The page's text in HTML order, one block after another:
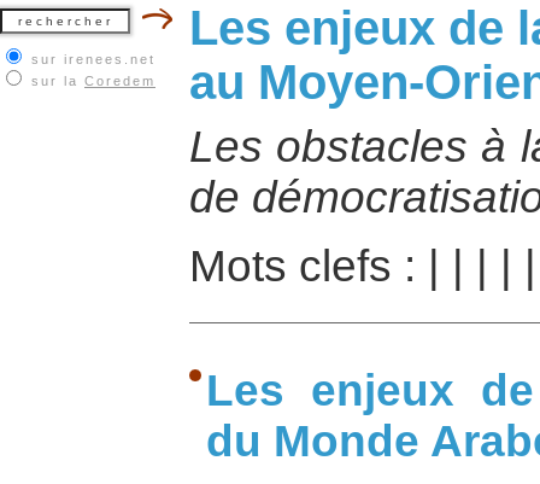
sur irenees.net
sur la Coredem
Les enjeux de
au Moyen-
Les obstacles à
de
Mots clefs :
Les enjeux
du Monde